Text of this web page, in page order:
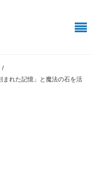
/
まれた記憶」と魔法の石を活